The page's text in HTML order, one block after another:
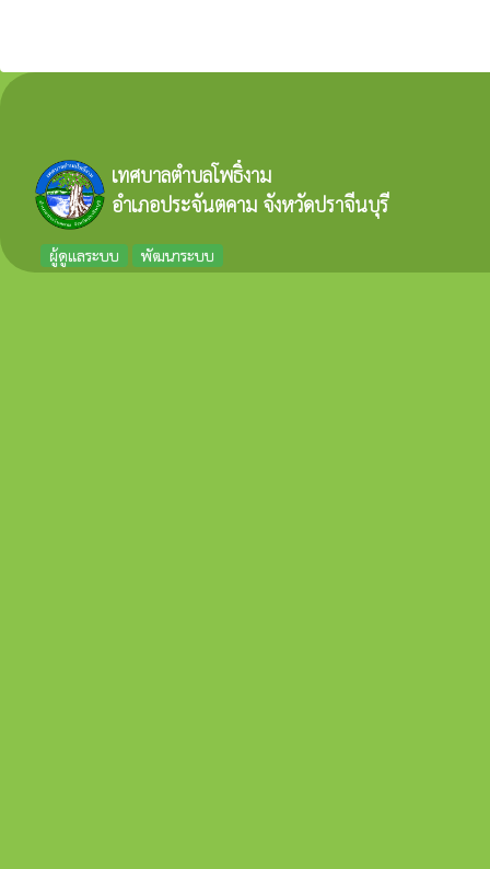
เทศบาลตำบลโพธิ์งาม
อำเภอประจันตคาม จังหวัดปราจีนบุรี
ผู้ดูแลระบบ พัฒนาระบบ